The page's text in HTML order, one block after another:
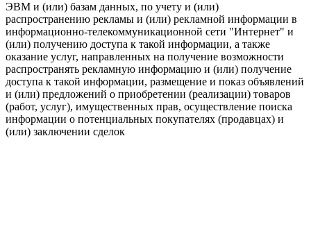
ЭВМ и (или) базам данных, по учету и (или)
распространению рекламы и (или) рекламной информации в
информационно-телекоммуникационной сети "Интернет" и
(или) получению доступа к такой информации, а также
оказание услуг, направленных на получение возможности
распространять рекламную информацию и (или) получение
доступа к такой информации, размещение и показ объявлений
и (или) предложений о приобретении (реализации) товаров
(работ, услуг), имущественных прав, осуществление поиска
информации о потенциальных покупателях (продавцах) и
(или) заключении сделок